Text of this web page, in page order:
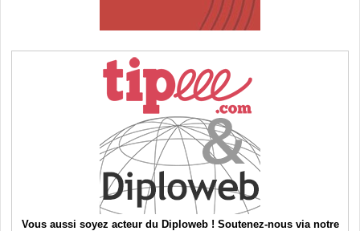
Vous aussi soyez acteur du Diploweb ! Soutenez-nous via notre